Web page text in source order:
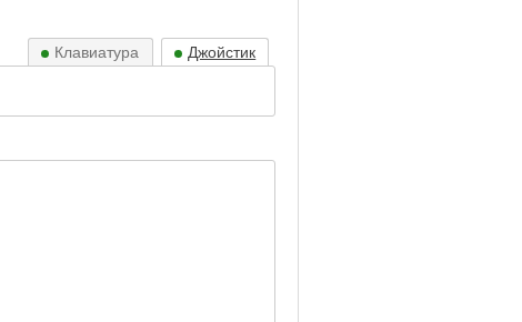
Джойстик
Клавиатура